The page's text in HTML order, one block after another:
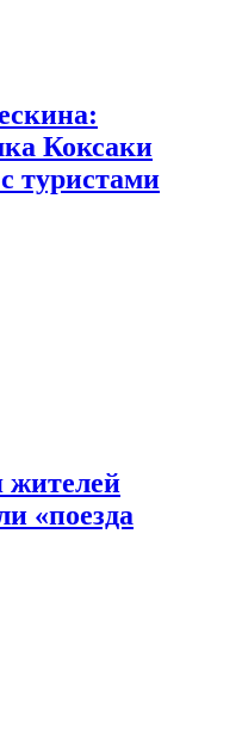
Коксаки
туристами
жителей
«поезда